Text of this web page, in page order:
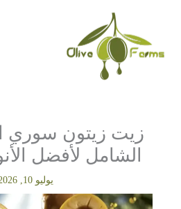
المحتوى
زيت زيتون سوري
الشامل لأفضل
يوليو 10, 2026